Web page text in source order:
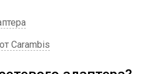
Carambis